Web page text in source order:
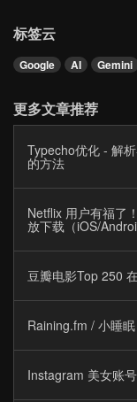
标签云
Google AI Gemini
更多文章推荐
Typecho优化 - 解
的方法
Netflix 用户有福了
放下载（iOS/
豆瓣电影Top 250
Raining.fm / 小睡
Instagram 美女账